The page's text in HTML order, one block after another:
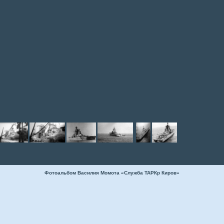
Фотоальбом Василия Момота «Служба ТАРКр Киров»